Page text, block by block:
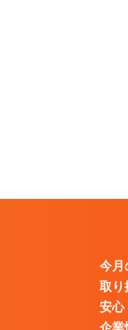
今月
取り
安心
企業